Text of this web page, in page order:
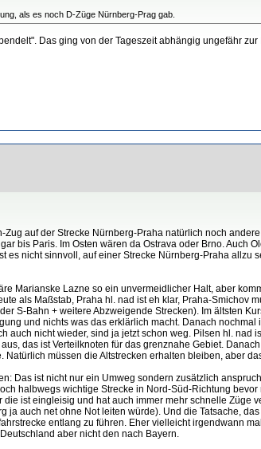
als es noch D-Züge Nürnberg-Prag gab.
Das ging von der Tageszeit abhängig ungefähr
auf der Strecke Nürnberg-Praha natürlich noch
bis Paris. Im Osten wären da Ostrava oder Brno. Auch
es nicht sinnvoll, auf einer Strecke Nürnberg-Praha allzu
Marianske Lazne so ein unvermeidlicher Halt, aber
als Maßstab, Praha hl. nad ist eh klar, Praha-Smichov
S-Bahn + weitere Abzweigende Strecken). Im ältsten
und nichts was das erklärlich macht. Danach
nicht wieder, sind ja jetzt schon weg. Pilsen hl. nad
das ist Verteilknoten für das grenznahe Gebiet.
müssen die Altstrecken erhalten bleiben, aber
Das ist nicht nur ein Umweg sondern zusätzlich
halbwegs wichtige Strecke in Nord-Süd-Richtung
ist eingleisig und hat auch immer mehr schnelle
auch net ohne Not leiten würde). Und die Tatsache,
entlang zu führen. Eher vielleicht irgendwann
aber nicht den nach Bayern.